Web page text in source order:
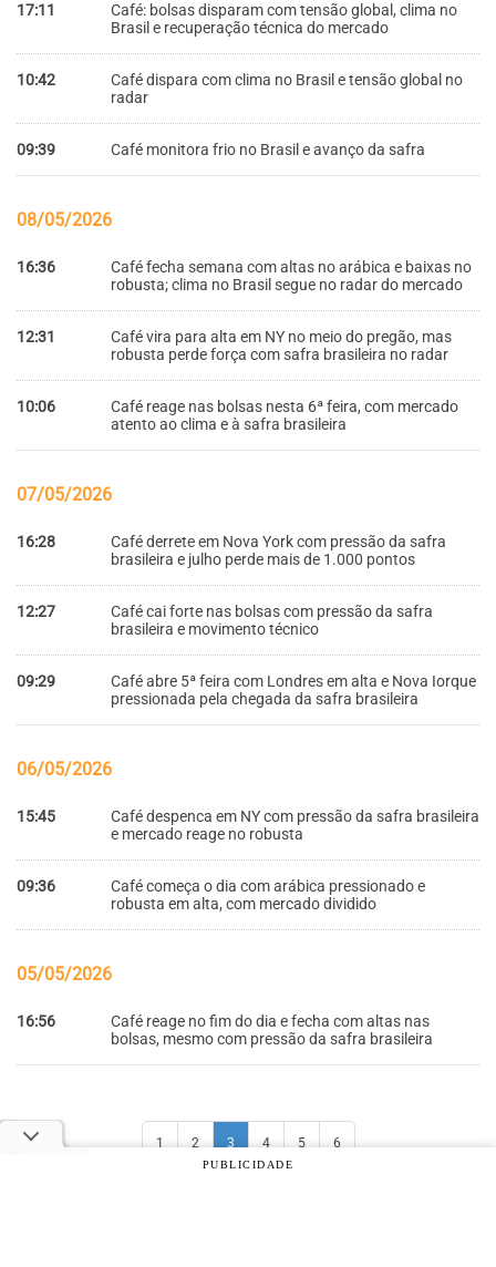
17:11
Café: bolsas disparam com tensão global, clima no
Brasil e recuperação técnica do mercado
10:42
Café dispara com clima no Brasil e tensão global no
radar
09:39 Café monitora frio no Brasil e avanço da safra
08/05/2026
16:36
Café fecha semana com altas no arábica e baixas no
robusta; clima no Brasil segue no radar do mercado
12:31
Café vira para alta em NY no meio do pregão, mas
robusta perde força com safra brasileira no radar
10:06
Café reage nas bolsas nesta 6ª feira, com mercado
atento ao clima e à safra brasileira
07/05/2026
16:28
Café derrete em Nova York com pressão da safra
brasileira e julho perde mais de 1.000 pontos
12:27
Café cai forte nas bolsas com pressão da safra
brasileira e movimento técnico
09:29
Café abre 5ª feira com Londres em alta e Nova Iorque
pressionada pela chegada da safra brasileira
06/05/2026
15:45
Café despenca em NY com pressão da safra brasileira
e mercado reage no robusta
09:36
Café começa o dia com arábica pressionado e
robusta em alta, com mercado dividido
05/05/2026
16:56
Café reage no fim do dia e fecha com altas nas
bolsas, mesmo com pressão da safra brasileira
1 2 3 4 5 6
PUBLICIDADE